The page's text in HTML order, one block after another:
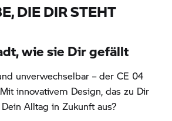
DIE DIR STEHT
wie sie Dir gefällt
unverwechselbar – derCE 04
innovativem Design, das zu Dir
Alltag in Zukunft aus?